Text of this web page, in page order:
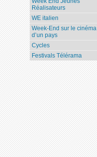
Réalisateurs
WE italien
Week-End sur le cinéma
d’un pays
Cycles
Festivals Télérama